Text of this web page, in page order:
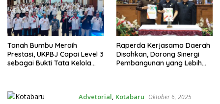
Tanah Bumbu Meraih
Prestasi, UKPBJ Capai Level 3
sebagai Bukti Tata Kelola
Raperda Kerjasama Daerah
Disahkan, Dorong Sinergi
Pembangunan yang Lebih
Advetorial, Kotabaru Oktober 6, 2025